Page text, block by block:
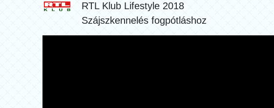
RTL Klub Lifestyle 2018
Szájszkennelés fogpótláshoz